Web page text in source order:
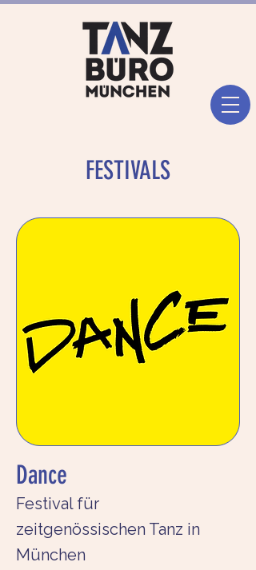
FESTIVALS
Dance
Festival für
zeitgenössischen Tanz in
München